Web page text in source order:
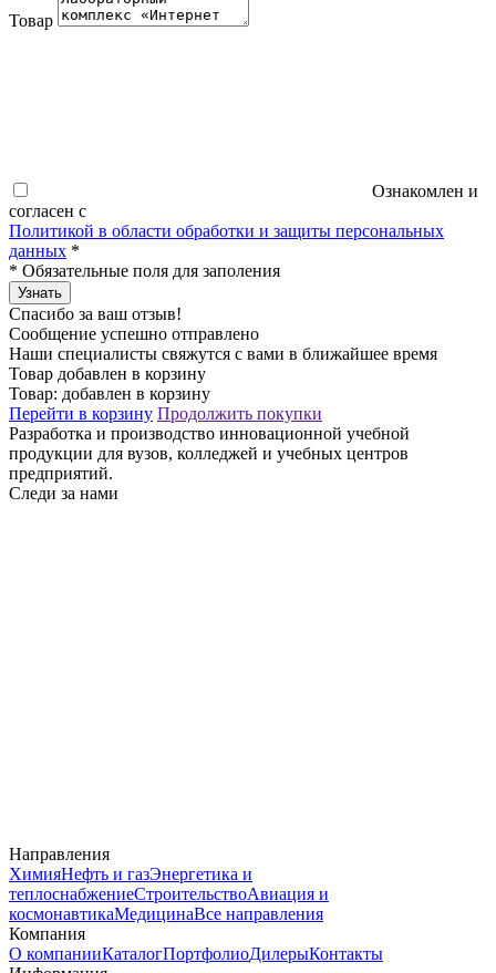
Товар
Ознакомлен и
согласен с
Политикой в области обработки и защиты персональных
данных *
* Обязательные поля для заполения
Узнать
Спасибо за ваш отзыв!
Сообщение успешно отправлено
Наши специалисты свяжутся с вами в ближайшее время
Товар добавлен в корзину
Товар: добавлен в корзину
Перейти в корзину Продолжить покупки
Разработка и производство инновационной учебной
продукции для вузов, колледжей и учебных центров
предприятий.
Следи за нами
Направления
ХимияНефть и газЭнергетика и
теплоснабжениеСтроительствоАвиация и
космонавтикаМедицинаВсе направления
Компания
О компанииКаталогПортфолиоДилерыКонтакты